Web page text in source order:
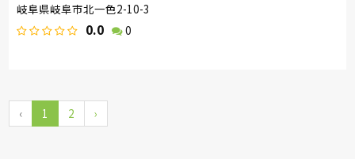
岐阜県岐阜市北一色2-10-3
0.0 0
‹ 1 2 ›